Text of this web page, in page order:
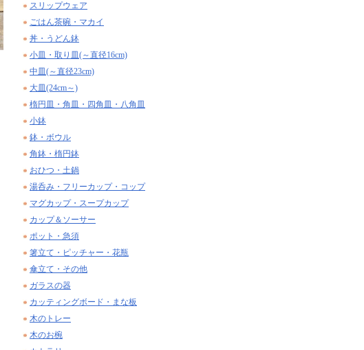
スリップウェア
ごはん茶碗・マカイ
丼・うどん鉢
小皿・取り皿(～直径16cm)
中皿(～直径23cm)
大皿(24cm～)
楕円皿・角皿・四角皿・八角皿
小鉢
鉢・ボウル
角鉢・楕円鉢
おひつ・土鍋
湯呑み・フリーカップ・コップ
マグカップ・スープカップ
カップ＆ソーサー
ポット・急須
箸立て・ピッチャー・花瓶
傘立て・その他
ガラスの器
カッティングボード・まな板
木のトレー
木のお椀